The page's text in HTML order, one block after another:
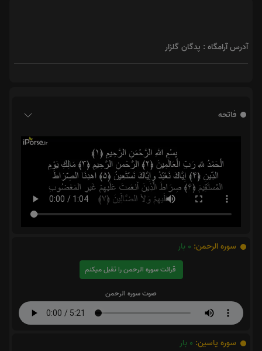
آدرس آرامگاه : پدگان گلزار
فاتحه
سوره الرحمن: 0 بار
قرائت سوره الرحمن را تقبل میکنم
صوت سوره الرحمن
سوره یاسین: 0 بار